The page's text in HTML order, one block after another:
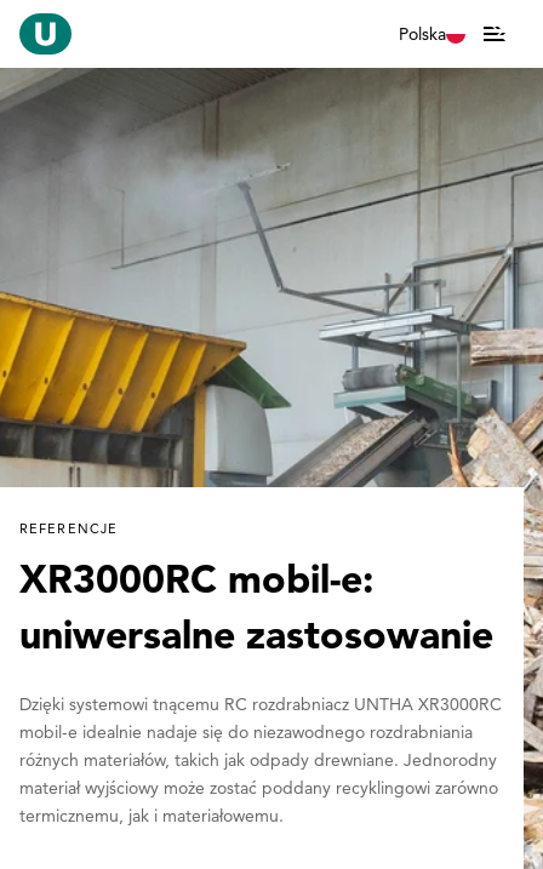
Polska
REFERENCJE
XR3000RC mobil-e:
uniwersalne zastosowanie
Dzięki systemowi tnącemu RC rozdrabniacz UNTHA XR3000RC
mobil-e idealnie nadaje się do niezawodnego rozdrabniania
różnych materiałów, takich jak odpady drewniane. Jednorodny
materiał wyjściowy może zostać poddany recyklingowi zarówno
termicznemu, jak i materiałowemu.